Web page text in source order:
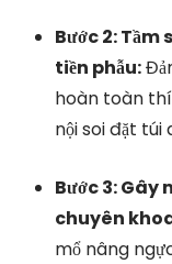
Bước 2:
tiền phẫu:
hoàn toàn
nội soi đặt túi
Bước 3: Gây
chuyên
mổ nâng